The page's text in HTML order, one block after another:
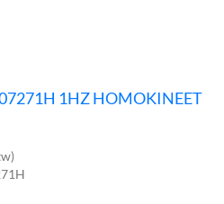
1HZ HOMOKINEET